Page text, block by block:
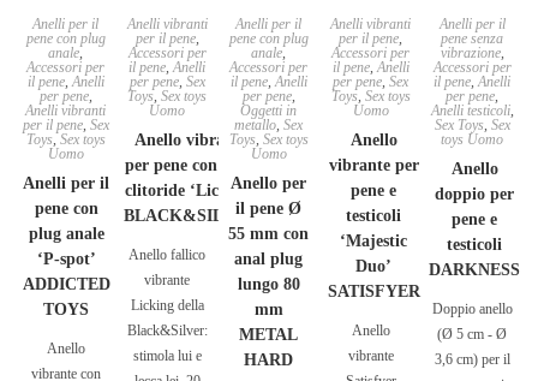
Anelli per il
pene con plug
anale,
Accessori per
il pene,Anelli
per pene,
Anelli vibranti
per il pene, Sex
Toys, Sex toys
Uomo
Anelli per il
pene con
plug anale
‘P-spot’
ADDICTED
TOYS
Anello
vibrante con
Anelli vibranti
per il pene,
Accessori per
il pene,Anelli
per pene, Sex
Toys,Sex toys
Uomo
Anello vibrante
per pene con lecca
clitoride ‘Licking’
BLACK&SILVER
Anello fallico
vibrante
Licking della
Black&Silver:
stimola lui e
Anelli per il
pene con plug
anale,
Accessori per
il pene,Anelli
per pene,
Oggetti in
metallo,Sex
Toys, Sex toys
Uomo
Anello per
il pene Ø
55 mm con
anal plug
lungo 80
mm
METAL
HARD
Anelli vibranti
per il pene,
Accessori per
il pene,Anelli
per pene,Sex
Toys, Sex toys
Uomo
Anello
vibrante per
pene e
testicoli
‘Majestic
Duo’
SATISFYER
Anello
vibrante
Anelli per il
pene senza
vibrazione,
Accessori per
il pene,Anelli
per pene,
Anelli testicoli,
Sex Toys, Sex
toys Uomo
Anello
doppio per
pene e
testicoli
DARKNESS
Doppio anello
(Ø 5 cm - Ø
3,6 cm) per il